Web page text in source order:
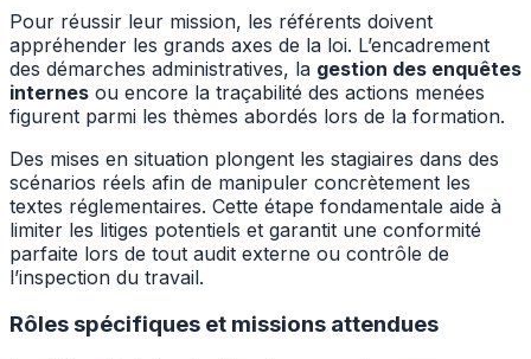
Pour réussir leur mission, les référents doivent
appréhender les grands axes de la loi. L’encadrement
des démarches administratives, la gestion des enquêtes
internes ou encore la traçabilité des actions menées
figurent parmi les thèmes abordés lors de la formation.
Des mises en situation plongent les stagiaires dans des
scénarios réels afin de manipuler concrètement les
textes réglementaires. Cette étape fondamentale aide à
limiter les litiges potentiels et garantit une conformité
parfaite lors de tout audit externe ou contrôle de
l’inspection du travail.
Rôles spécifiques et missions attendues